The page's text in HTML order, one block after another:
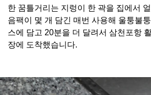
한 꿈틀거리는 지렁이 한 곽을 집에서
음팩이 몇 개 담긴 매번 사용해 울퉁불
스에 담고 20분을 더 달려서 삼천포항
장에 도착했습니다.